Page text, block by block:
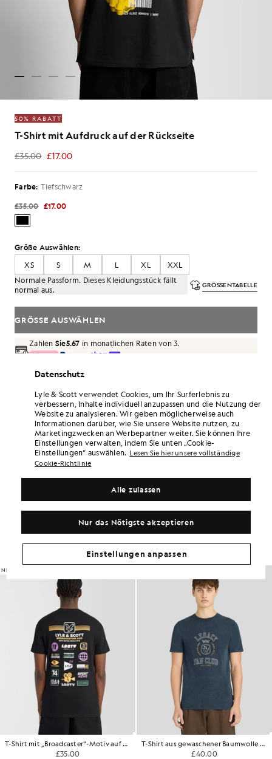
50% RABATT
T-Shirt mit Aufdruck auf der Rückseite
£35.00 £17.00
£17.00
Farbe: Tiefschwarz
£35.00 £17.00
Größe Auswählen:
XS
S M L XL
XXL
Normale Passform. Dieses Kleidungsstück fällt
normal aus.
GRÖSSENTABELLE
GRÖSSE AUSWÄHLEN
Zahlen Sie5.67 in monatlichen Raten von 3.
Kostenlose Lieferung ab einem Bestellwert von 70 £
Rückgabe und Umtausch.
Verdoppeln Sie Ihre Punkte! Sammeln Sie mit
diesem Kauf Punkte bei „102“.
6 points = 1,00 £
ANMELDEN
PRODUKTDETAILS
PRODUKTPASSFORM
ZUSAMMENSETZUNG & PFLEGE
So sieht der Look aus
NEU EINGETROFFEN
T-Shirt mit „Broadcaster“-Motiv auf dem Rücken
£35.00
T-Shirt aus gewaschener Baumwolle mit Aufdruck auf der Brust
£40.00
Datenschutz
Lyle & Scott verwendet Cookies, um Ihr Surferlebnis zu
verbessern, Inhalte individuell anzupassen und die Nutzung der
Website zu analysieren. Wir geben möglicherweise auch
Informationen darüber, wie Sie unsere Website nutzen, zu
Marketingzwecken an Werbepartner weiter. Sie können Ihre
Einstellungen verwalten, indem Sie unten „Cookie-
Einstellungen“ auswählen. Lesen Sie hier unsere vollständige
Cookie-Richtlinie
Nur das Nötigste akzeptieren
Alle zulassen
Einstellungen anpassen